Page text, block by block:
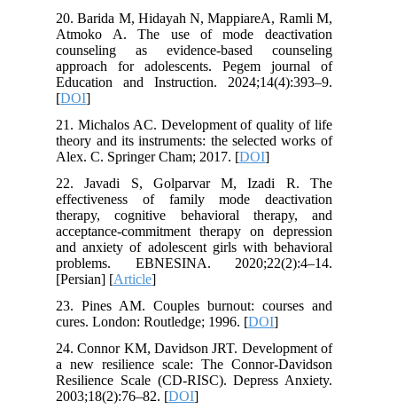
20. Barida M, Hidayah N, MappiareA, Ramli M,
Atmoko A. The use of mode deactivation
counseling as evidence-based counseling
approach for adolescents. Pegem journal of
Education and Instruction. 2024;14(4):393–9.
[DOI
21. Michalos AC. Development of quality of life
theory and its instruments: the selected works of
Alex. C. Springer Cham; 2017. [DOI
22. Javadi S, Golparvar M, Izadi R. The
effectiveness of family mode deactivation
therapy, cognitive behavioral therapy, and
acceptance-commitment therapy on depression
and anxiety of adolescent girls with behavioral
problems. EBNESINA. 2020;22(2):4–14.
[Persian] [Article
23. Pines AM. Couples burnout: courses and
cures. London: Routledge; 1996. [DOI
24. Connor KM, Davidson JRT. Development of
a new resilience scale: The Connor-Davidson
Resilience Scale (CD-RISC). Depress Anxiety.
2003;18(2):76–82. [DOI